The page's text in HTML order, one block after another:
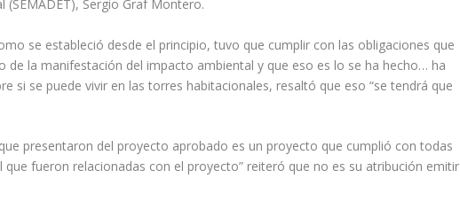
Sergio Graf Montero.
se estableció desde el principio, tuvo que cumplir con las obligaciones que
de la manifestación del impacto ambiental y que eso es lo se ha hecho… ha
si se puede vivir en las torres habitacionales, resaltó que eso “se tendrá que
presentaron del proyecto aprobado es un proyecto que cumplió con todas
fueron relacionadas con el proyecto” reiteró que no es su atribución emitir